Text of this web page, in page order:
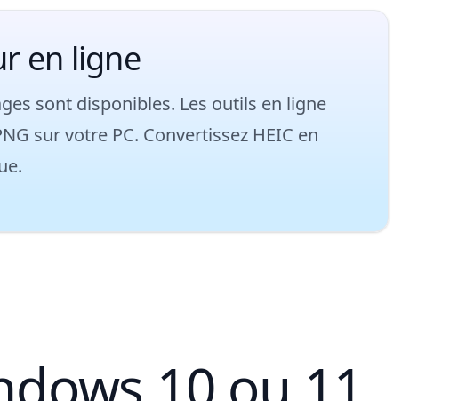
en ligne
sont disponibles. Les outils en ligne
sur votre PC. Convertissez HEIC en